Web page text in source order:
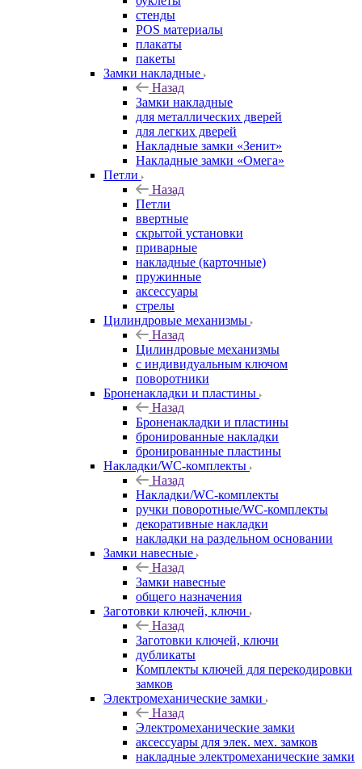
стенды
POS материалы
плакаты
пакеты
Замки накладные
Назад
Замки накладные
для металлических дверей
для легких дверей
Накладные замки «Зенит»
Накладные замки «Омега»
Петли
Назад
Петли
ввертные
скрытой установки
приварные
накладные (карточные)
пружинные
аксессуары
стрелы
Цилиндровые механизмы
Назад
Цилиндровые механизмы
с индивидуальным ключом
поворотники
Броненакладки и пластины
Назад
Броненакладки и пластины
бронированные накладки
бронированные пластины
Накладки/WC-комплекты
Назад
Накладки/WC-комплекты
ручки поворотные/WC-комплекты
декоративные накладки
накладки на раздельном основании
Замки навесные
Назад
Замки навесные
общего назначения
Заготовки ключей, ключи
Назад
Заготовки ключей, ключи
дубликаты
Комплекты ключей для перекодировки
замков
Электромеханические замки
Назад
Электромеханические замки
аксессуары для элек. мех. замков
накладные электромеханические замки